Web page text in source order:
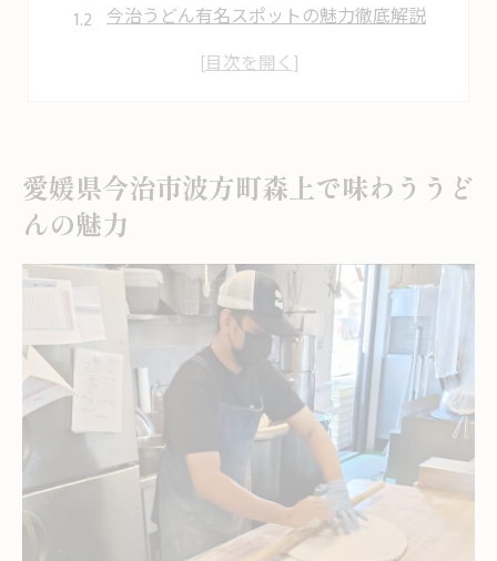
今治うどん有名スポットの魅力徹底解説
瀬戸内ならではのうどん文化を探る
うどんと感謝の気持ちが深まる地元食体験
うどんを通じて感じる地元への感謝
地域食材とうどんが織りなす感動体験
森上で味わううどんの温かいおもてなし
地元うどん店で心に残る交流を楽しむ
感謝を伝えるうどんの食べ方とマナー
波方町森上ならではの特別なうどん時間を満喫
森上独自のうどん時間の過ごし方
今治うどん村で味わう贅沢なひととき
特別なうどん体験が叶う森上の魅力
うどんの美味しさを引き立てる食空間
愛媛県今治市波方町森上で味わううど
んの魅力